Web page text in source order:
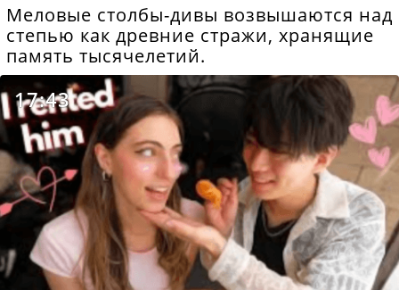
Меловые столбы-дивы возвышаются над
степью как древние стражи, хранящие
память тысячелетий.
17:43